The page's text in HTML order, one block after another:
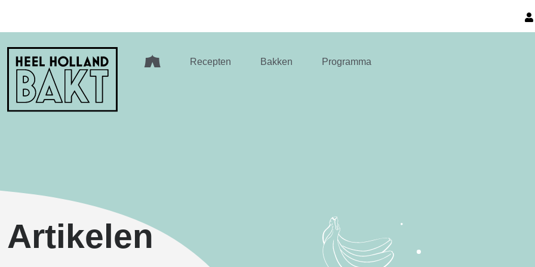
Heel
Holland
Bakt
Recepten Bakken Programma
Artikelen